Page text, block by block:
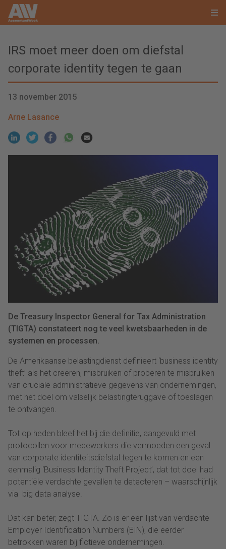
IRS moet meer doen om diefstal
corporate identity tegen te gaan
13 november 2015
Arne Lasance
De Treasury Inspector General for Tax Administration
(TIGTA) constateert nog te veel kwetsbaarheden in de
systemen en processen.
De Amerikaanse belastingdienst definieert ‘business identity
theft’ als het creëren, misbruiken of proberen te misbruiken
van cruciale administratieve gegevens van ondernemingen,
met het doel om valselijk belastingteruggave of toeslagen
te ontvangen.
Tot op heden bleef het bij die definitie, aangevuld met
protocollen voor medewerkers die vermoeden een geval
van corporate identiteitsdiefstal tegen te komen en een
eenmalig ‘Business Identity Theft Project’, dat tot doel had
potentiële verdachte gevallen te detecteren – waarschijnlijk
via big data analyse.
Dat kan beter, zegt TIGTA. Zo is er een lijst van verdachte
Employer Identification Numbers (EIN), die eerder
betrokken waren bij fictieve ondernemingen.